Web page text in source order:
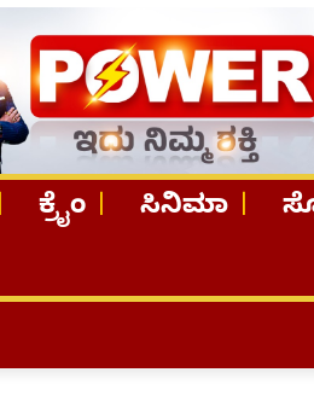
ಕ್ರೈಂ ಸಿನಿಮಾ